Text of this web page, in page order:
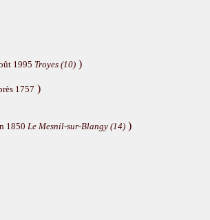
1995 Troyes (10) )
1757 )
1850 Le Mesnil-sur-Blangy (14) )